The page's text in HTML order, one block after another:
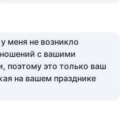
меня не возникло
с вашими
поэтому это только ваш
на вашем празднике